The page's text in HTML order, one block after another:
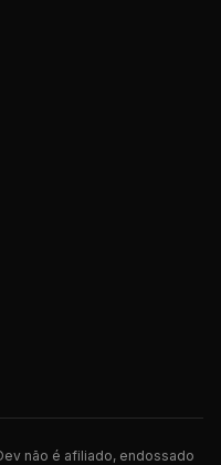
não é afiliado, endossado